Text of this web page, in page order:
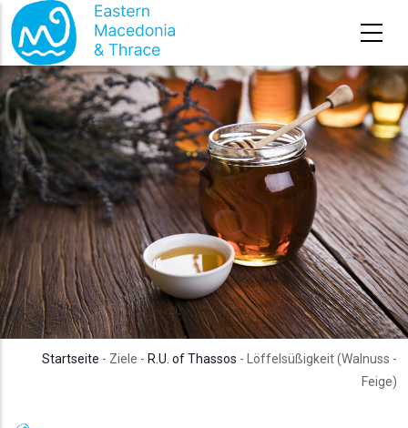
Direkt zum Inhalt
Startseite - Ziele - R.U. of Thassos - Löffelsüßigkeit (Walnuss -
Feige)